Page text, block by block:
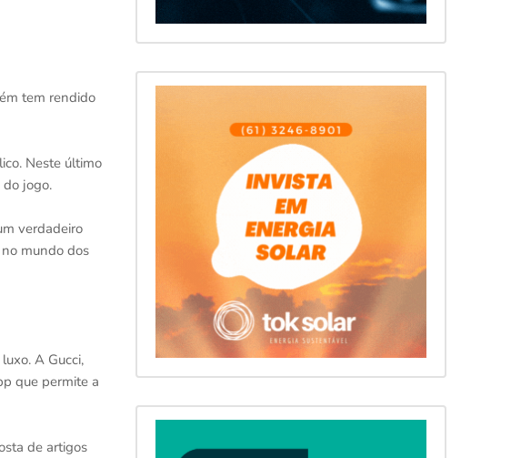
tem rendido
Neste último
do jogo.
verdadeiro
mundo dos
A Gucci,
que permite a
de artigos